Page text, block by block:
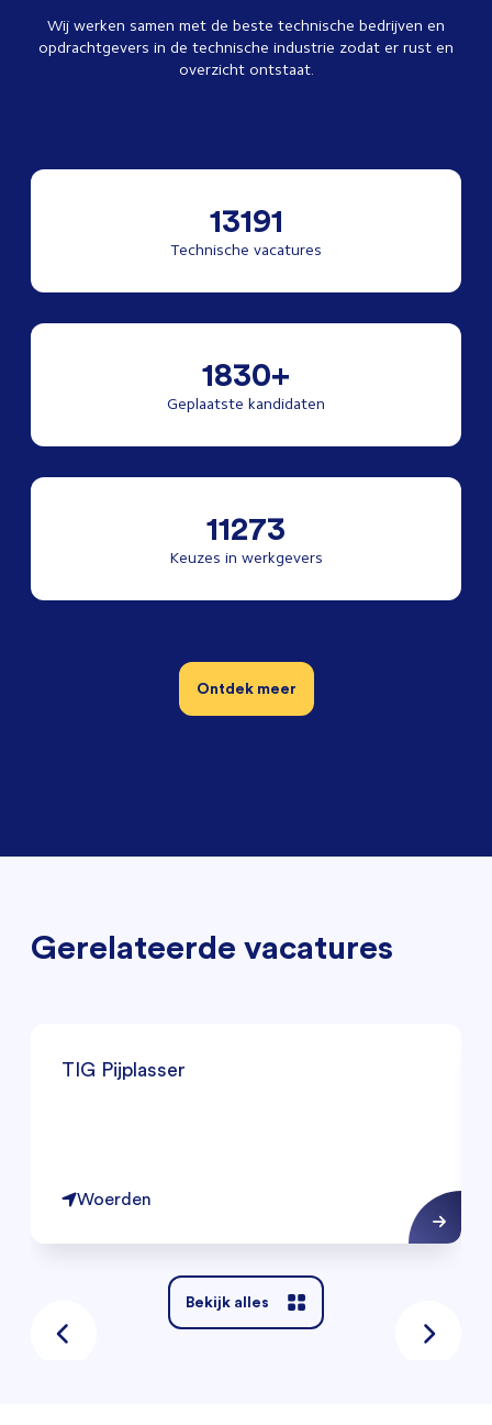
Wij werken samen met de beste technische bedrijven en
opdrachtgevers in de technische industrie zodat er rust en
overzicht ontstaat.
13191
Technische vacatures
1830+
Geplaatste kandidaten
11273
Keuzes in werkgevers
Ontdek meer
Gerelateerde vacatures
TIG Pijplasser
Woerden
Bekijk alles